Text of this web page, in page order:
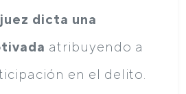
juez dicta una
atribuyendo a
en el delito.